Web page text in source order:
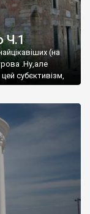
Ч.1
(на
.Ну,але
субєктивізм,